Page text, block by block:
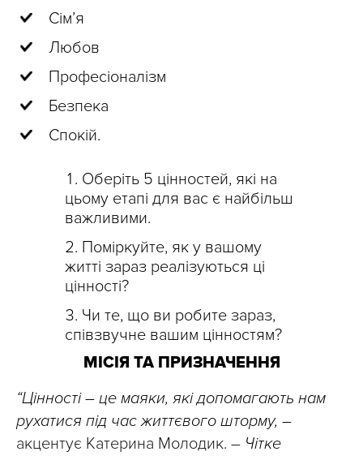
Сім’я
Любов
Професіоналізм
Безпека
Спокій.
Оберіть 5 цінностей, які на
цьому етапі для вас є найбільш
важливими.
Поміркуйте, як у вашому
житті зараз реалізуються ці
цінності?
Чи те, що ви робите зараз,
співзвучне вашим цінностям?
МІСІЯ ТА ПРИЗНАЧЕННЯ
“Цінності – це маяки, які допомагають нам
рухатися під час життєвого шторму, –
акцентує Катерина Молодик. – Чітке